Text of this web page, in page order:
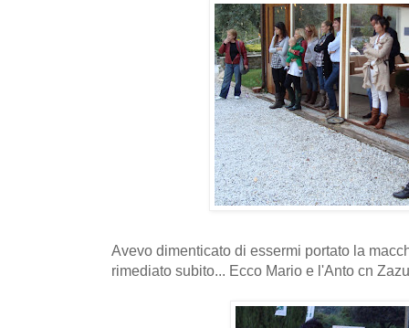
Avevo dimenticato di essermi portato la
rimediato subito... Ecco Mario e l'Anto cn